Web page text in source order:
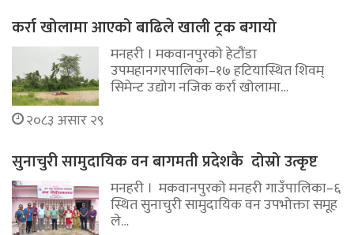
कर्रा खोलामा आएको बाढिले खाली ट्रक बगायो
मनहरी । मकवानपुरको हेटौंडा
उपमहानगरपालिका–१७ हटियास्थित शिवम्
सिमेन्ट उद्योग नजिक कर्रा खोलामा…
२०८३ असार २९
सुनाचुरी सामुदायिक वन बागमती प्रदेशकै दोस्रो उत्कृष्ट
मनहरी । मकवानपुरको मनहरी गाउँपालिका–६
स्थित सुनाचुरी सामुदायिक वन उपभोक्ता समूह
ले…